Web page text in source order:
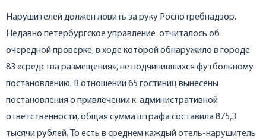
Нарушителей должен ловить за руку Роспотребнадзор.
Недавно петербургское управление отчиталось об
очередной проверке, в ходе которой обнаружило в городе
83 «средства размещения», не подчинившихся футбольному
постановлению. В отношении 65 гостиниц вынесены
постановления о привлечении к административной
ответственности, общая сумма штрафа составила 875,3
тысячи рублей. То есть в среднем каждый отель-нарушитель